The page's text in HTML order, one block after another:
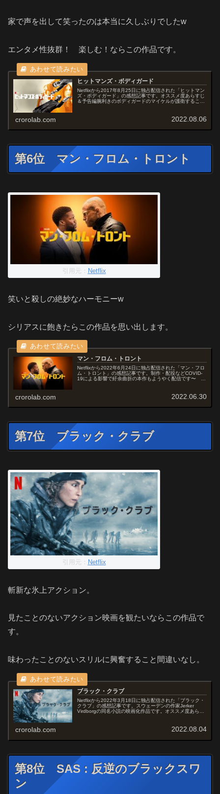
家で声を出して笑ったのは本当に久しぶりでしたw
エンタメ性抜群！ 楽しむ！ならこの作品です。
ヒットマンズ・ボディガード
Netflixから2017年8月25日に独占配信された「ヒットマン
ズ・ボディガード」の感想記事です。オススメ度あらすじ
＆予告編腕利きのボディガードのマイケルが護衛すること
crorolab.com 2022.08.06
第6位 マン・フロム・トロント
引用元： Netflix
笑いと殺しの絶妙なハーモニーw
シリアスに飽きたらこの作品を思い出します。
マン・フロム・トロント
Netflixから2022年6月24日に独占配信された「マン・フロ
ム・トロント」の感想記事です。制作・配役などCOVID-
19による影響で紆余曲折の本作もようやく配信です〜 待
crorolab.com 2022.06.30
第7位 ブラック・クラブ
引用元： Netflix
斬新な氷上アクション。
見たことのないアクション映画を観たいならこの作品で
す。
味わったことのないスリルに興奮すること間違いなし。
ブラック・クラブ
Netflixから2022年3月18日に独占配信された「ブラック・
クラブ」の感想記事です。スウェーデンの作家Jerker
Virdborgの同名小説の映画化作品です。オススメ度あらす
crorolab.com 2022.08.04
第8位 SAS : 反逆のブラックスワ
ン